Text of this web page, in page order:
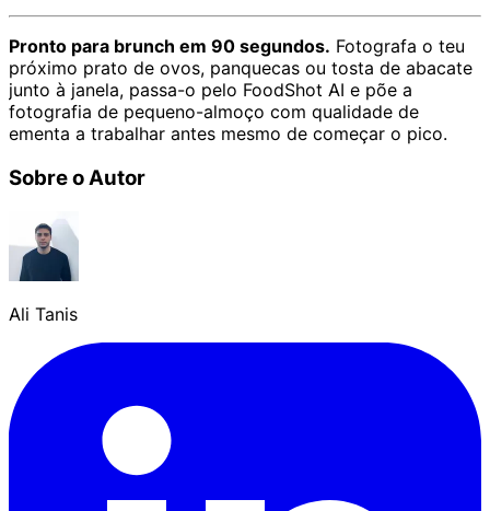
Pronto para brunch em 90 segundos. Fotografa o teu
próximo prato de ovos, panquecas ou tosta de abacate
junto à janela, passa-o pelo FoodShot AI e põe a
fotografia de pequeno-almoço com qualidade de
ementa a trabalhar antes mesmo de começar o pico.
Sobre o Autor
Ali Tanis